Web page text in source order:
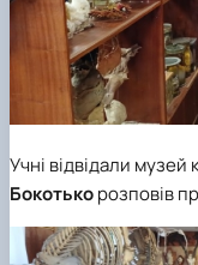
Учні відвідали
Бокотькорозповів